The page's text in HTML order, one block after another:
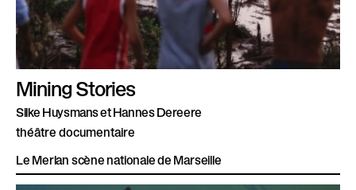
Mining Stories
Silke Huysmans et Hannes Dereere
théâtre documentaire
Le Merlan scène nationale de Marseille